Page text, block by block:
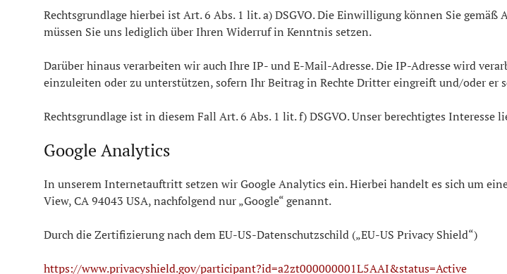
Rechtsgrundlage hierbei ist Art. 6 Abs. 1 lit. a) DSGVO. Die Einwilligung können Sie
müssen Sie uns lediglich über Ihren Widerruf in Kenntnis setzen.
Darüber hinaus verarbeiten wir auch Ihre IP- und E-Mail-Adresse. Die IP-Adresse wird
einzuleiten oder zu unterstützen, sofern Ihr Beitrag in Rechte Dritter eingreift und/oder er
Rechtsgrundlage ist in diesem Fall Art. 6 Abs. 1 lit. f) DSGVO. Unser berechtigtes
Google Analytics
In unserem Internetauftritt setzen wir Google Analytics ein. Hierbei handelt es sich um
View, CA 94043 USA, nachfolgend nur „Google“ genannt.
Durch die Zertifizierung nach dem EU-US-Datenschutzschild („EU-US Privacy Shield“)
https://www.privacyshield.gov/participant?id=a2zt000000001L5AAI&status=Active